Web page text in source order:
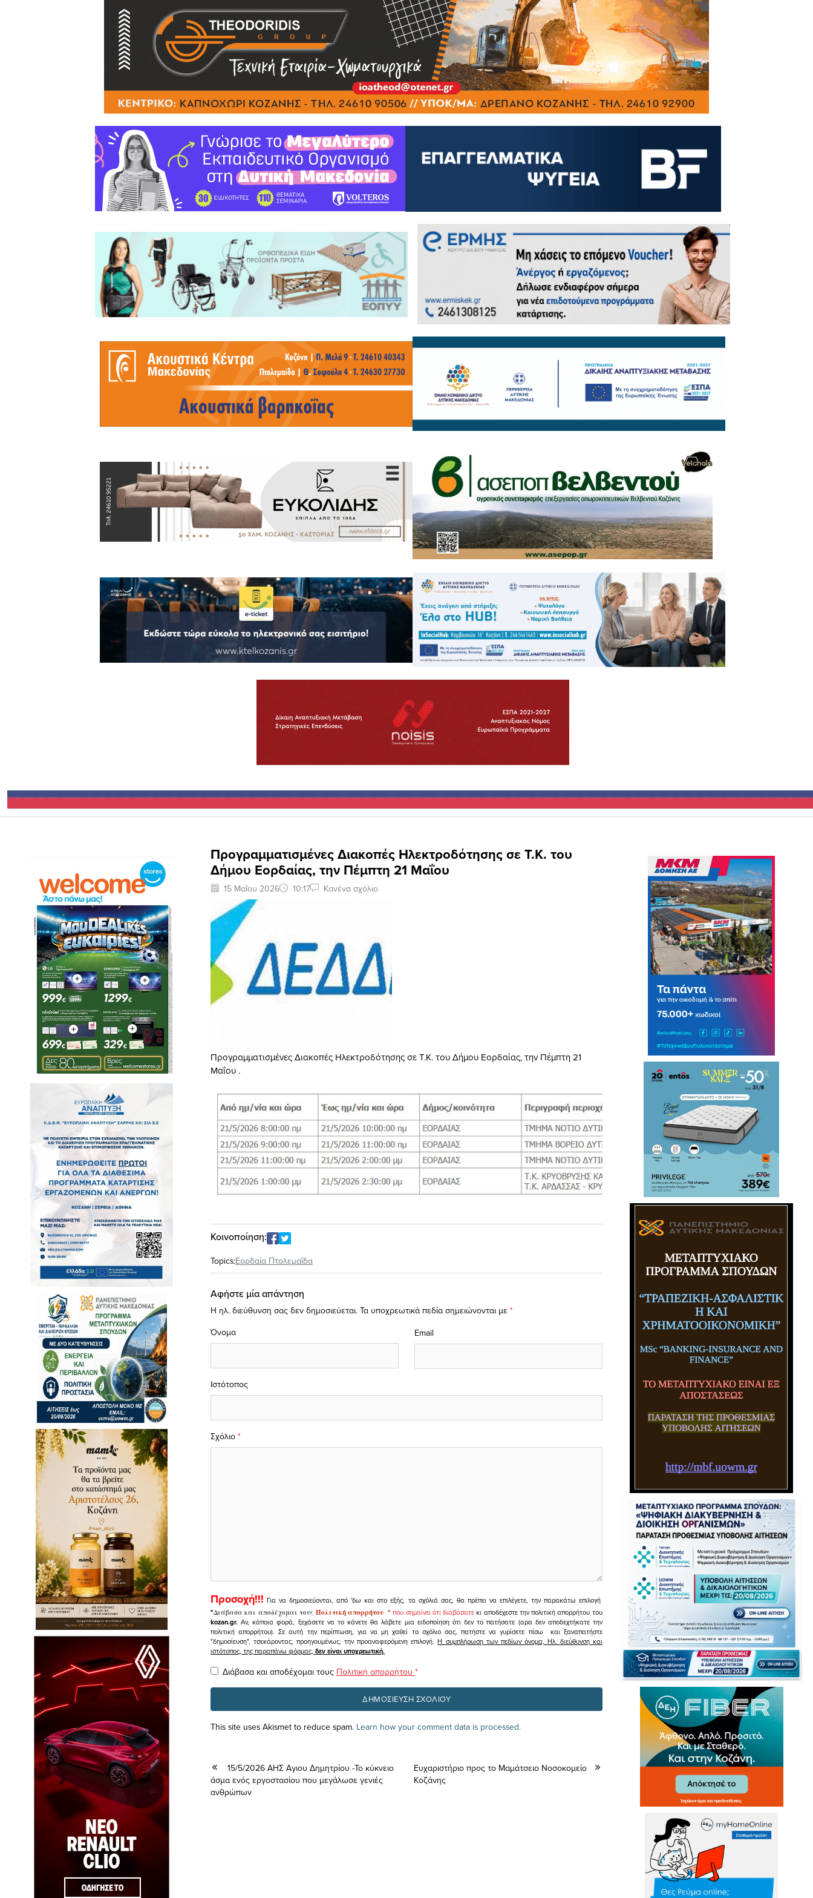
Προγραμματισμένες Διακοπές Ηλεκτροδότησης σε Τ.Κ. του
Δήμου Εορδαίας, την Πέμπτη 21 Μαΐου
15 Μαΐου 2026 10:17 Κανένα σχόλιο
Προγραμματισμένες Διακοπές Ηλεκτροδότησης σε Τ.Κ. του Δήμου Εορδαίας, την Πέμπτη 21
Μαΐου .
Κοινοποίηση:
Topics:Εορδαία Πτολεμαΐδα
Αφήστε μία απάντηση
Η ηλ. διεύθυνση σας δεν δημοσιεύεται. Τα υποχρεωτικά πεδία σημειώνονται με *
Σχόλιο *
Όνομα Email
Ιστότοπος
Προσοχή!!! Για να δημοσιεύονται, από 'δω και στο εξής, τα σχόλιά σας, θα πρέπει να επιλέγετε, την παρακάτω επιλογή
"Διάβασα και αποδέχομαι τουςΠολιτική απορρήτου " που σημαίνει ότι διαβάσατεκι αποδέχεστε την πολιτική απορρήτου του
kozan.gr. Αν, κάποια φορά, ξεχάσετε να το κάνετε θα λάβετε μια ειδοποίηση ότι δεν το πατήσατε (αρα δεν αποδεχτήκατε την
πολιτική απορρήτου). Σε αυτή την περίπτωση, για να μη χαθεί το σχόλιο σας, πατήστε να γυρίσετε πίσω και ξαναπατήστε
"δημοσίευση", τσεκάροντας, προηγουμένως, την προαναφερόμενη επιλογή.Η συμπλήρωση των πεδίων όνομα, Ηλ. διεύθυνση και
ιστότοπος, της παραπάνω φόρμας, δεν είναι υποχρεωτική.
Διάβασα και αποδέχομαι τους Πολιτική απορρήτου *
This site uses Akismet to reduce spam. Learn how your comment data is processed.
15/5/2026 ΑΗΣ Αγιου Δημητρίου -Το κύκνειο
άσμα ενός εργοστασίου που μεγάλωσε γενιές
ανθρώπων
Ευχαριστήριο προς το Μαμάτσειο Νοσοκομείο
Κοζάνης